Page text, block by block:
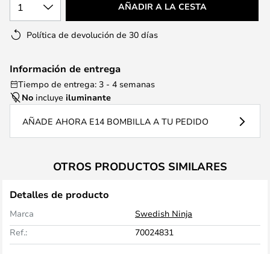
1 AÑADIR A LA CESTA
Política de devolución de 30 días
Información de entrega
Tiempo de entrega: 3 - 4 semanas
No incluye iluminante
AÑADE AHORA E14 BOMBILLA A TU PEDIDO
OTROS PRODUCTOS SIMILARES
Detalles de producto
Marca
Swedish Ninja
Ref.:
70024831